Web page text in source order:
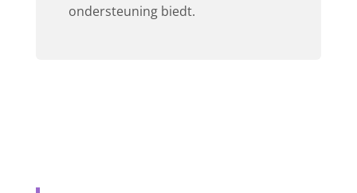
ondersteuning biedt.